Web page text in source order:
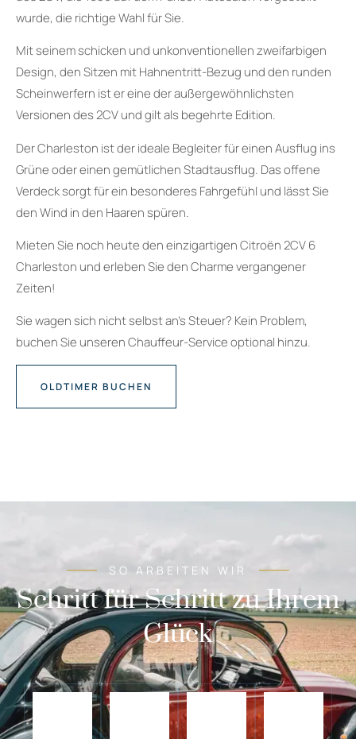
wurde, die richtige Wahl für Sie.
Mit seinem schicken und unkonventionellen zweifarbigen
Design, den Sitzen mit Hahnentritt-Bezug und den runden
Scheinwerfern ist er eine der außergewöhnlichsten
Versionen des 2CV und gilt als begehrte Edition.
Der Charleston ist der ideale Begleiter für einen Ausflug ins
Grüne oder einen gemütlichen Stadtausflug. Das offene
Verdeck sorgt für ein besonderes Fahrgefühl und lässt Sie
den Wind in den Haaren spüren.
Mieten Sie noch heute den einzigartigen Citroën 2CV 6
Charleston und erleben Sie den Charme vergangener
Zeiten!
Sie wagen sich nicht selbst an’s Steuer? Kein Problem,
buchen Sie unseren Chauffeur-Service optional hinzu.
OLDTIMER BUCHEN
SO ARBEITEN WIR
Schritt für Schritt zu Ihrem
Glück